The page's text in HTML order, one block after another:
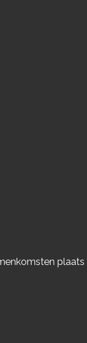
plaats